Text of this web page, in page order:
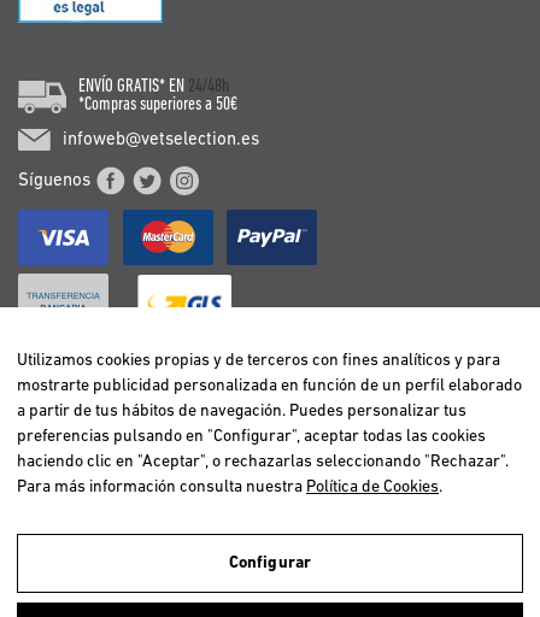
Utilizamos cookies propias y de terceros para realizar el análisis de la
ENVÍO GRATIS* EN 24/48h
*Compras superiores a 50€
infoweb@vetselection.es
Síguenos
BELGIË / BELGIQUE
DEUTSCHLAND
ESPAÑA
FRANCE
ITALIA
NEDERLAND
ÖSTERREICH
Utilizamos cookies propias y de terceros con fines analíticos y para
mostrarte publicidad personalizada en función de un perfil elaborado
a partir de tus hábitos de navegación. Puedes personalizar tus
preferencias pulsando en "Configurar", aceptar todas las cookies
haciendo clic en "Aceptar", o rechazarlas seleccionando "Rechazar".
Para más información consulta nuestra Política de Cookies.
Configurar